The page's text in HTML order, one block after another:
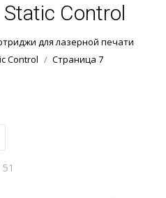
Control
для лазерной печати
Control
Страница 7